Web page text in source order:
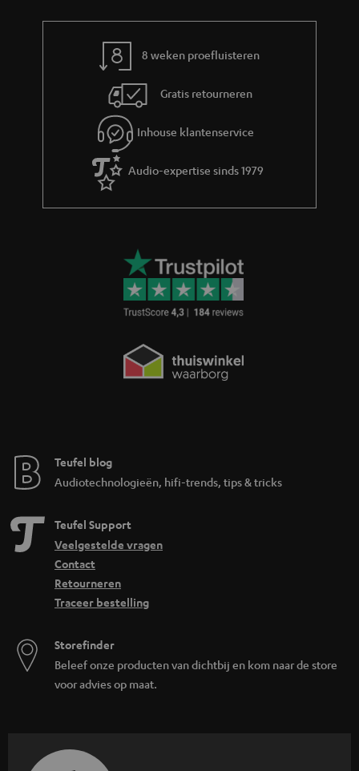
8 weken proefluisteren
Gratis retourneren
Inhouse klantenservice
Audio-expertise sinds 1979
Teufel blog
Audiotechnologieën, hifi-trends, tips & tricks
Teufel Support
Veelgestelde vragen
Contact
Retourneren
Traceer bestelling
Storefinder
Beleef onze producten van dichtbij en kom naar de store
voor advies op maat.